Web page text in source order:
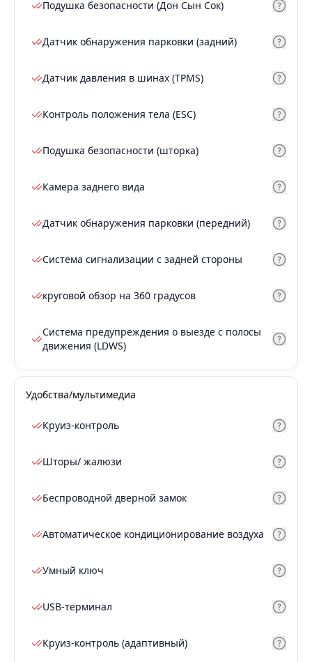
Подушка безопасности (Дон Сын Сок)
Датчик обнаружения парковки (задний)
Датчик давления в шинах (TPMS)
Контроль положения тела (ESC)
Подушка безопасности (шторка)
Камера заднего вида
Датчик обнаружения парковки (передний)
Система сигнализации с задней стороны
круговой обзор на 360 градусов
Система предупреждения о выезде с полосы
движения (LDWS)
Удобства/мультимедиа
Круиз-контроль
Шторы/ жалюзи
Беспроводной дверной замок
Автоматическое кондиционирование воздуха
Умный ключ
USB-терминал
Круиз-контроль (адаптивный)